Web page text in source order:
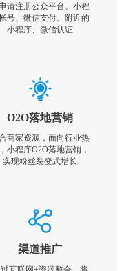
请注册公众平台、小程
号、微信支付、附近的
小程序、微信认证
O2O落地营销
商家资源，面向行业热
小程序O2O落地营销，
实现粉丝裂变式增长
渠道推广